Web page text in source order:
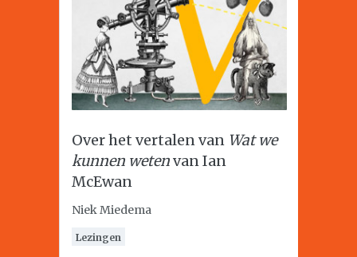
Over het vertalen van Wat we
kunnen wetenvan Ian
McEwan
Niek Miedema
Lezingen